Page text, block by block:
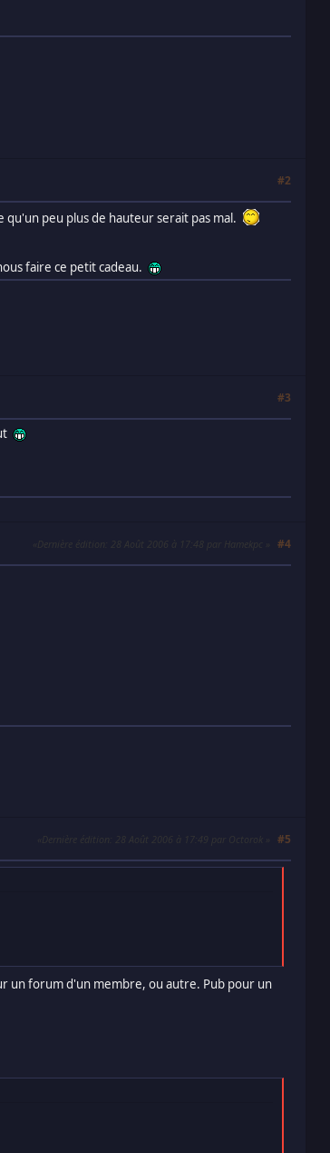
#2
qu'un peu plus de hauteur serait pas mal.
faire ce petit cadeau.
#3
#4
Dernière édition : 28 Août 2006 à 17:48 par Hamekpc
#5
Dernière édition : 28 Août 2006 à 17:49 par Octorok
un forum d'un membre, ou autre. Pub pour un